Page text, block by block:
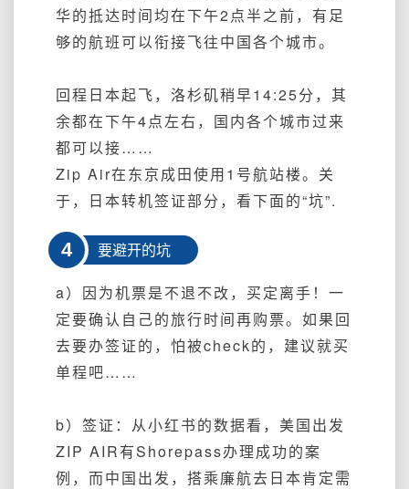
华的抵达时间均在下午2点半之前，有足
够的航班可以衔接飞往中国各个城市。
回程日本起飞，洛杉矶稍早14:25分，其
余都在下午4点左右，国内各个城市过来
都可以接……
Zip Air在东京成田使用1号航站楼。关
于， 日本转机签证部分，看下面的“坑”.
4 要避开的坑
a）因为机票是不退不改，买定离手！一
定要确认自己的旅行时间再购票。如果回
去要办签证的，怕被check的，建议就买
单程吧……
b） 签证：从小红书的数据看，美国出发
ZIP AIR有Shorepass办理成功的案
例，而中国出发，搭乘廉航去日本肯定需